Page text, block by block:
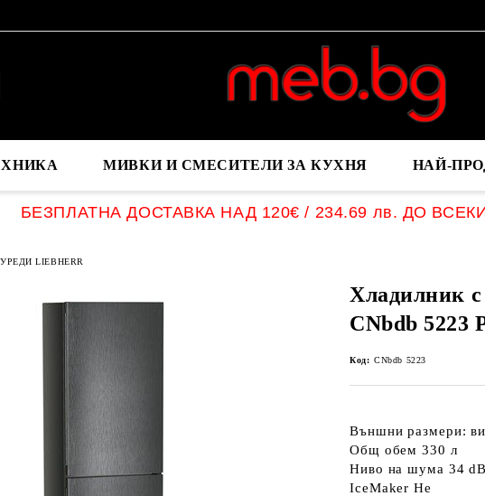
МИВКИ И СМЕСИТЕЛИ ЗА КУХНЯ НАЙ-
БЕЗПЛАТНА ДОСТАВКА НАД 120€ / 234.69 лв. ДО
УРЕДИ LIEBHERR
Хладилник
CNbdb 5223
Код: CNbdb 5223
Външни размери:
Общ обем 330 л
Ниво на шума 34 dB
IceMaker Не